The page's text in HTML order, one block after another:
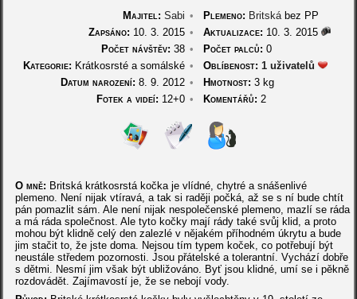
Majitel: Sabi • Plemeno: Britskábez PP
Zapsáno: 10. 3. 2015 • Aktualizace: 10. 3. 2015
Počet návštěv: 38 • Počet palců: 0
Kategorie: Krátkosrsté a somálské • Oblíbenost: 1 uživatelů
Datum narození: 8. 9. 2012 • Hmotnost: 3 kg
Fotek a videí: 12+0 • Komentářů: 2
O mně: Britská krátkosrstá kočka je vlídné, chytré a snášenlivé
plemeno. Není nijak vtíravá, a tak si raději počká, až se s ní bude chtít
pán pomazlit sám. Ale není nijak nespolečenské plemeno, mazlí se ráda
a má ráda společnost. Ale tyto kočky mají rády také svůj klid, a proto
mohou být klidně celý den zalezlé v nějakém příhodném úkrytu a bude
jim stačit to, že jste doma. Nejsou tím typem koček, co potřebují být
neustále středem pozornosti. Jsou přátelské a tolerantní. Vychází dobře
s dětmi. Nesmí jim však být ubližováno. Byť jsou klidné, umí se i pěkně
rozdovádět. Zajímavostí je, že se nebojí vody.